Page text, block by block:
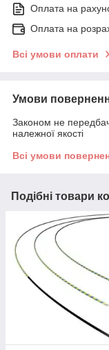
Оплата на
Оплата на
Всі умови оплати
Умови
Законом не
належної якості
Всі умови
Подібні товари